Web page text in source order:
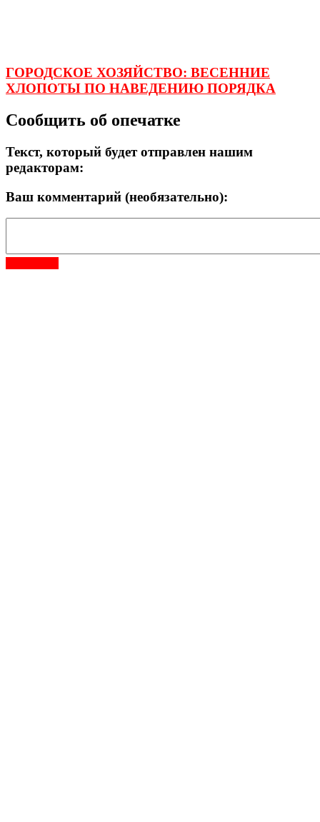
ГОРОДСКОЕ ХОЗЯЙСТВО: ВЕСЕННИЕ
ХЛОПОТЫ ПО НАВЕДЕНИЮ ПОРЯДКА
Сообщить об опечатке
Текст, который будет отправлен нашим
редакторам:
Ваш комментарий (необязательно):